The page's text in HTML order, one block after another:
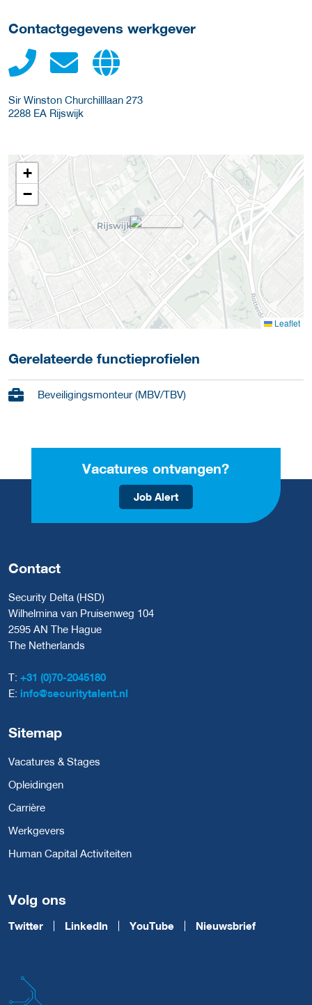
Contactgegevens werkgever
Sir Winston Churchilllaan 273
2288 EA Rijswijk
+
−
Leaflet
Gerelateerde functieprofielen
Beveiligingsmonteur (MBV/TBV)
Vacatures ontvangen?
Job Alert
Contact
Security Delta (HSD)
Wilhelmina van Pruisenweg 104
2595 AN The Hague
The Netherlands
T: +31 (0)70-2045180
E: info@securitytalent.nl
Sitemap
Vacatures & Stages
Opleidingen
Carrière
Werkgevers
Human Capital Activiteiten
Volg ons
Twitter LinkedIn YouTube Nieuwsbrief